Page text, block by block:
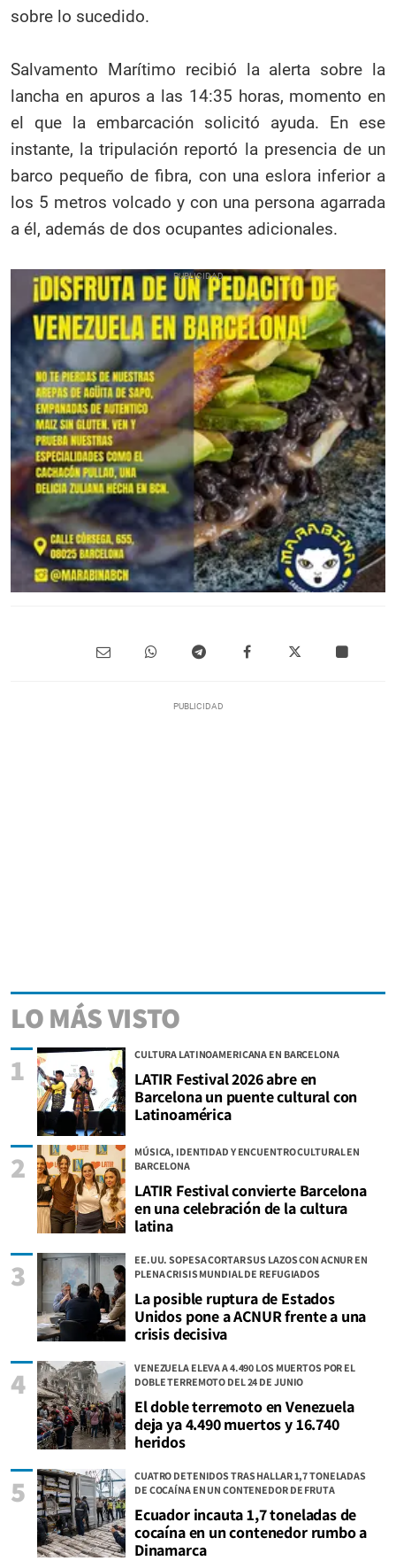
sobre lo sucedido.
Salvamento Marítimo recibió la alerta sobre la
lancha en apuros a las 14:35 horas, momento en
el que la embarcación solicitó ayuda. En ese
instante, la tripulación reportó la presencia de un
barco pequeño de fibra, con una eslora inferior a
los 5 metros volcado y con una persona agarrada
a él, además de dos ocupantes adicionales.
LO MÁS VISTO
CULTURA LATINOAMERICANA EN BARCELONA
LATIR Festival 2026 abre en
Barcelona un puente cultural con
Latinoamérica
1
MÚSICA, IDENTIDAD Y ENCUENTRO CULTURAL EN
BARCELONA
LATIR Festival convierte Barcelona
en una celebración de la cultura
latina
2
EE.UU. SOPESA CORTAR SUS LAZOS CON ACNUR EN
PLENA CRISIS MUNDIAL DE REFUGIADOS
La posible ruptura de Estados
Unidos pone a ACNUR frente a una
crisis decisiva
3
VENEZUELA ELEVA A 4.490 LOS MUERTOS POR EL
DOBLE TERREMOTO DEL 24 DE JUNIO
El doble terremoto en Venezuela
deja ya 4.490 muertos y 16.740
heridos
4
CUATRO DETENIDOS TRAS HALLAR 1,7 TONELADAS
DE COCAÍNA EN UN CONTENEDOR DE FRUTA
Ecuador incauta 1,7 toneladas de
cocaína en un contenedor rumbo a
Dinamarca
5